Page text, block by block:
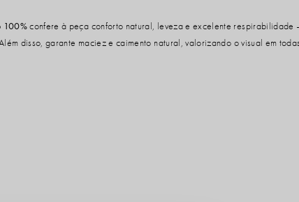
100%confere à peça conforto natural, leveza e excelente respirabilidade
disso, garante maciez e caimento natural, valorizando o visual em